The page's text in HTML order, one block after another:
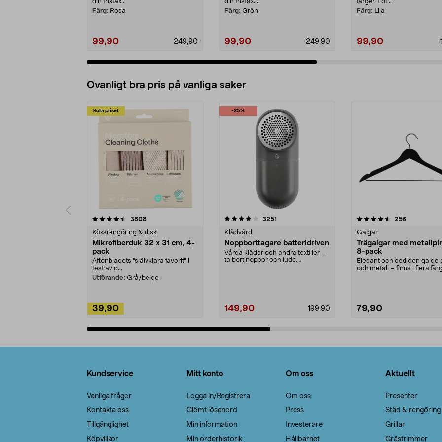
din Instax...
Färg: Rosa
99,90 249,90
din Instax...
Färg: Grön
99,90 249,90
färger. Fot...
Färg: Lila
99,90
Ovanligt bra pris på vanliga saker
Kolla priset
3808recensioner
Köksrengöring & disk
Mikrofiberduk 32 x 31 cm, 4-
pack
Aftonbladets "självklara favorit” i
test av d...
Utförande: Grå/beige
39,90
-25%
4.0av 5 stjärnor 3251
Klädvård
Noppborttagare batteridriven
Vårda kläder och andra textilier –
ta bort noppor och ludd.
199,90
149,90
4.5av 5 stjärnor 256recensioner
Galgar
Trägalgar med
8-pack
Elegant och gedigen galge
och metall – finns i flera
79,90
4.0av 5 stjärnor
Kundservice
Vanliga frågor
Kontakta oss
Tillgänglighet
Köpvillkor
Mitt konto
Logga in/Registrera
Glömt lösenord
Min information
Min orderhistorik
Om oss
Om oss
Press
Investerare
Hållbarhet
Aktuellt
Presenter
Städ & rengöring
Grillar
Grästrimmer